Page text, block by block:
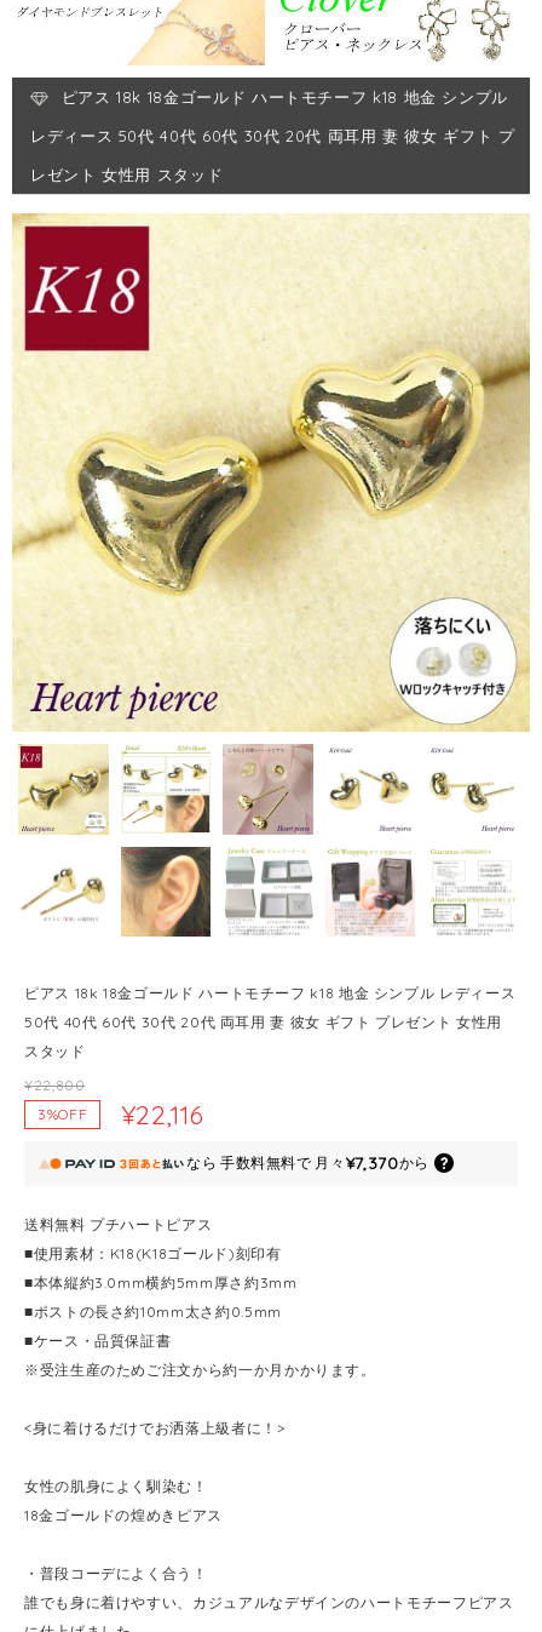
ピアス 18k 18金ゴールド ハートモチーフ k18 地金 シンプル
レディース 50代 40代 60代 30代 20代 両耳用 妻 彼女 ギフト プ
レゼント 女性用 スタッド
ピアス 18k 18金ゴールド ハートモチーフ k18 地金 シンプル レディース
50代 40代 60代 30代 20代 両耳用 妻 彼女 ギフト プレゼント 女性用
スタッド
¥22,800
3%OFF
¥22,116
なら 手数料無料で 月々 ¥7,370から
送料無料 プチハートピアス
■使用素材：K18(K18ゴールド)刻印有
■本体縦約3.0mm横約5mm厚さ約3mm
■ポストの長さ約10mm太さ約0.5mm
■ケース・品質保証書
※受注生産のためご注文から約一か月かかります。
<身に着けるだけでお洒落上級者に！>
女性の肌身によく馴染む！
18金ゴールドの煌めきピアス
・普段コーデによく合う！
誰でも身に着けやすい、カジュアルなデザインのハートモチーフピアス